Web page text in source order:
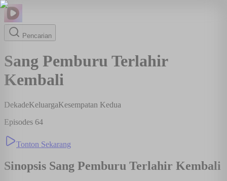
Pencarian
Sang Pemburu Terlahir
Kembali
DekadeKeluargaKesempatan Kedua
Episodes 64
Tonton Sekarang
Sinopsis Sang Pemburu Terlahir Kembali